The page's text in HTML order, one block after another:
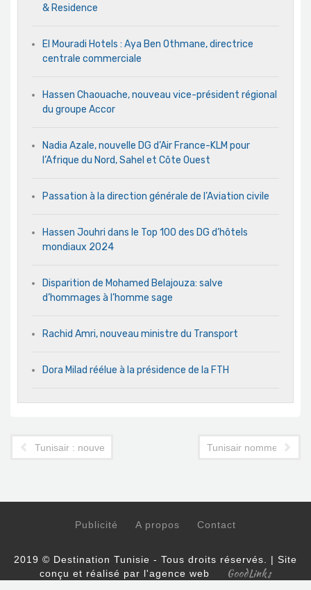
& Residence
El Mouradi Hotels : Aya Ben Othmane, directrice
centrale commerciale
Hassen Chaouache, nouveau vice-président régional
du groupe Accor
Nadia Azale, nouvelle DG d’Air France-KLM pour
l’Afrique du Nord, Sahel et Côte Ouest
Passation à la direction générale de l’Aviation civile
Hassen Jouhri dans le Top 100 des DG d’hôtels
mondiaux 2024
Disparition de Mohamed Belajouza: salve
d’hommages à l’homme sage
Rachid Amri, nouveau ministre du Transport
Dora Milad réélue à la présidence de la FTH
Tunisair : nouveau représentant en ItalieTunisair nomme un
Publicité A propos Contact
2019 © Destination Tunisie - Tous droits réservés. | Site
conçu et réalisé par l'agence web
GoodLinks